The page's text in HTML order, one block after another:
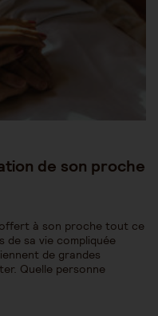
de son proche
à son proche tout ce
de sa vie compliquée
de grandes
Quelle personne